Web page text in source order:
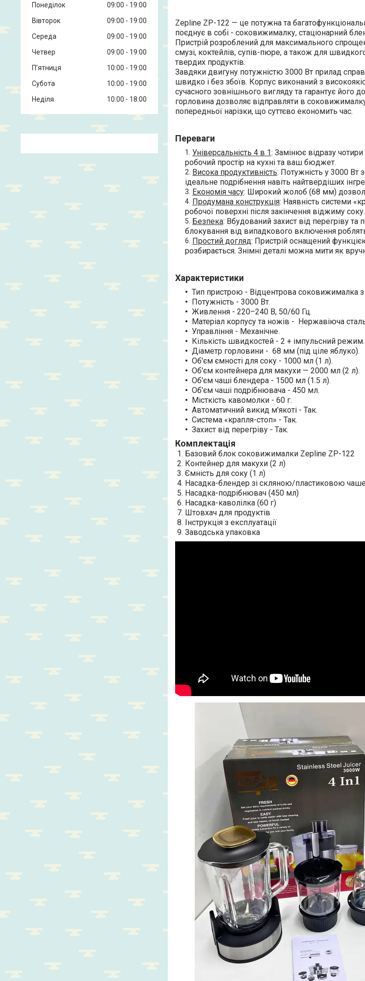
Zepline ZP-122 — це потужна та
поєднує в собі - соковижималку, стаціонарний
Пристрій розроблений для максимального
смузі, коктейлів, супів-пюре, а також для
твердих продуктів.
Завдяки двигуну потужністю 3000 Вт прилад
швидко і без збоїв. Корпус виконаний з
сучасного зовнішнього вигляду та гарантує його
горловина дозволяє відправляти в
попередньої нарізки, що суттєво економить час.
Переваги
Універсальність 4 в 1: Замінює відразу
робочий простір на кухні та ваш бюджет.
Висока продуктивність: Потужність у 3000 Вт
ідеальне подрібнення навіть найтвердіших
Економія часу: Широкий жолоб (68 мм)
Продумана конструкція: Наявність системи
робочої поверхні після закінчення віджиму соку.
Безпека: Вбудований захист від перегріву
блокування від випадкового включення
Простий догляд: Пристрій оснащений
розбирається. Знімні деталі можна мити як
Характеристики
Тип пристрою - Відцентрова соковижималка
Потужність - 3000 Вт.
Живлення - 220–240 В, 50/60 Гц.
Матеріал корпусу та ножів - Нержавіюча
Управління - Механічне.
Кількість швидкостей - 2 + імпульсний режим.
Діаметр горловини - 68 мм (під ціле яблуко).
Об'єм ємності для соку - 1000 мл (1 л).
Об'єм контейнера для макухи — 2000 мл (2 л).
Об'єм чаші блендера - 1500 мл (1.5 л).
Об'єм чаші подрібнювача - 450 мл.
Місткість кавомолки - 60 г.
Автоматичний викид м'якоті - Так.
Система «крапля-стоп» - Так.
Захист від перегріву - Так.
Комплектація
1. Базовий блок соковижималки Zepline ZP-122
2. Контейнер для макухи (2 л)
3. Ємність для соку (1 л)
4. Насадка-блендер зі скляною/пластиковою
5. Насадка-подрібнювач (450 мл)
6. Насадка-каволілка (60 г)
7. Штовхач для продуктів
8. Інструкція з експлуатації
9. Заводська упаковка
Понеділок 09:00
19:00
Вівторок
09:00
19:00
Середа
09:00
19:00
Четвер
09:00
19:00
Пʼятниця
10:00
19:00
Субота
10:00
19:00
Неділя
10:00 18:00